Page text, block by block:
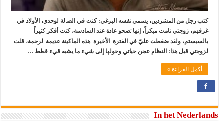
كتب رجل من المشردين، يسمي نفسه البرغي: كنت في الصالة لوحدي، الأولاد في
غرفهم، زوجتي نامت مبكراً، إنها تصحو عادة عند السادسة، كنت أفكر كثيراً
بالسيستم، ولقد ضغطت عليّ في الفترة الأخيرة هذه الماكينة عديمة الرحمة، قلت
لزوجتي قبل هذا: النظام عجن حياتي وحولها إلى شيء ما يشبه قيء قطط …
أكمل القراءة »
In het Nederlands